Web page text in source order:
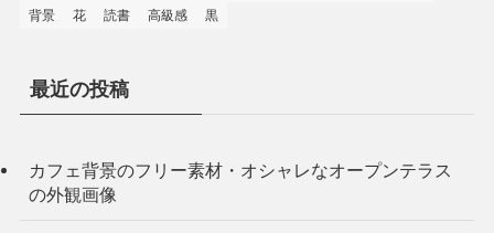
背景
花 読書 高級感 黒
最近の投稿
カフェ背景のフリー素材・オシャレなオープンテラス
の外観画像